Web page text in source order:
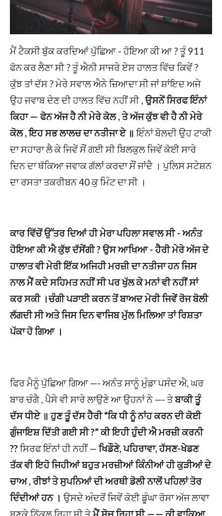
ਮੈਂ ਟੈਕਸੀ ਬੁੱਕ ਕਰਦਿਆਂ ਪੁੱਛਿਆ - ਹੋਇਆ ਕੀ ਆ ? ਤੂੰ 911
ਫੋਨ ਕਰ ਲੈਣਾ ਸੀ ? ਤੂੰ ਐਨੀ ਸਾਜਰੇ ਏਸ ਹਾਲਤ ਵਿੱਚ ਕਿਵੇਂ ?
ਕੁੱਝ ਤਾਂ ਦੱਸ ? ਮੇਰੇ ਸਵਾਲ ਐਨੇ ਜ਼ਿਆਦਾ ਸੀ ਜਾਂ ਸ਼ਾਂਇਦ ਅਜੇ
ਉਹ ਜਵਾਬ ਦੇਣ ਦੀ ਹਾਲਤ ਵਿੱਚ ਨਹੀਂ ਸੀ ,ਉਸਨੇਂ ਸਿਰਫ ਇੰਨਾਂ
ਕਿਹਾ — ਫੋਨ ਅੱਜ ਹੈ ਨੀ ਮੇਰੇ ਕੋਲ , ਤੇ ਅੱਜ ਕੁੱਝ ਵੀ ਹੈ ਨੀ ਮੇਰੇ
ਕੋਲ , ਇਹ ਸਭ ਲਾਲਚ ਦਾ ਨਤੀਜਾ ਏ ॥ ਇੰਨਾਂ ਬੋਲਦੀ ਉਹ ਟਾਕੀ
ਦਾ ਸਹਾਰਾ ਲੈ ਕੇ ਜਿਵੇਂ ਸੌਂ ਗਈ ਸੀ ਬਿਲਕੁਲ ਜਿਵੇਂ ਕੋਈ ਸਾਰੇ
ਦਿਨ ਦਾ ਥੱਕਿਆ ਜਵਾਕ ਗੱਲਾਂ ਕਰਦਾ ਸੌਂ ਜਾਂਦੈ । ਪੁਲਿਸ ਸਟੇਸ਼ਨ
ਦਾ ਰਸਤਾ ਤਕਰੀਬਨ 40 ਕੁ ਮਿੰਟ ਦਾ ਸੀ ।
ਕਾਰ ਵਿੱਚੋਂ ਉੱਤਰ ਦਿਆਂ ਹੀ ਮੇਰਾ ਪਹਿਲਾ ਸਵਾਲ ਸੀ - ਅਨੰਤ
ਹੋਇਆ ਕੀ ਐ ਕੁੱਝ ਦੱਸੇਂਗੀ ? ਉਸ ਆਖਿਆ - ਹੈਰੀ ਮੇਰੇ ਅੱਜ ਦੇ
ਹਾਲਾਤ ਵੀ ਮੇਰੀ ਇੱਕ ਅਜਿਹੀ ਮਰਜ਼ੀ ਦਾ ਨਤੀਜਾ ਹਨ ਜਿਸ
ਨਾਲ ਮੈਂ ਕਦੇ ਸਹਿਮਤ ਨਹੀਂ ਸੀ ਪਰ ਖੁੱਲ ਕੇ ਮਨਾਂ ਵੀ ਨਹੀਂ ਸਾਂ
ਕਰ ਸਕੀ ।ਚੰਗੀ ਪੜਾਈ ਕਰਨ ਤੋਂ ਬਾਅਦ ਮੇਰੀ ਜਿਵੇਂ ਰੋਜ ਬੋਲੀ
ਲੱਗਦੀ ਸੀ ਅਤੇ ਜਿਸ ਦਿਨ ਵਾਜਿਬ ਮੁੱਲ ਮਿਲਿਆ ਤਾਂ ਰਿਸ਼ਤਾ
ਪੱਕਾ ਹੋ ਗਿਆ ।
ਫਿਰ ਮੈਨੂੰ ਪੁੱਛਿਆ ਗਿਆ —- ਅਨੰਤ ਸਾਨੂੰ ਮੁੰਡਾ ਪਸੰਦ ਐ, ਘਰ
ਬਾਰ ਚੰਗੈ , ਪੈਸੇ ਵੀ ਸਾਰੇ ਲਾਉਣੇ ਆ ਉਹਨਾਂ ਨੇ —- ਤੇਬਾਕੀ ਤੂੰ
ਦੱਸ ਧੀਏ ॥ ਹੁਣ ਤੂੰ ਦੱਸ ਹੈਰੀ “ਕਿ ਧੀ ਨੂੰ ਨਾਂਹ ਕਰਨ ਦੀ ਕੋਈ
ਗੁੰਜਾਇਸ਼ ਦਿੱਤੀ ਗਈ ਸੀ ?” ਕੀ ਇਹੀ ਹੁੰਦੀ ਐ ਮਰਜ਼ੀ ਕਰਨੀ
??ਸਿਰਫ ਇੰਨਾਂ ਹੀ ਨਹੀਂ — ਖਿਡੌਣੇ, ਪਹਿਰਾਵਾ, ਹੱਸਣ-ਖੇਡਣ
ਤੱਕ ਵੀ ਇਹੋ ਜਿਹੀਆਂ ਬਹੁਤ ਮਰਜ਼ੀਆਂ ਕਿੰਨੀਆਂ ਹੀ ਕੁੜੀਆਂ ਦੇ
ਚਾਅ , ਰੀਝਾਂ ਤੇ ਸੁਪਨਿਆਂ ਦੀ ਅਰਥੀ ਡੋਲੀ ਨਾਲੋਂ ਪਹਿਲਾਂ ਤੋਰ
ਦਿੰਦੀਆਂ ਹਨ । ਉਸਦੇ ਅੰਦਰੋਂ ਜਿਵੇਂ ਕੋਈ ਡੂੰਘਾ ਰੋਸਾ ਅੱਜ ਲਾਵਾ